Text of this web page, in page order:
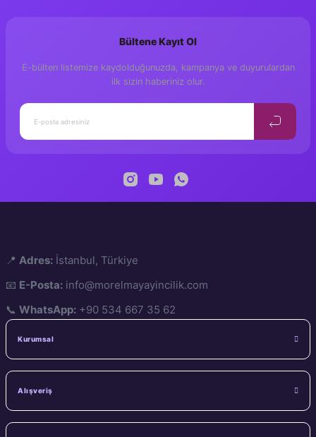
Bültene Kayıt Ol
E-bülten listemize kaydolduğunuzda, kampanya ve duyurulardan
ilk sizin haberiniz olur.
📍 Adres: İstanbul, Türkiye
📧 E-Posta: info@morelmayayincilik.com
📞 WhatsApp: +90 534 667 35 62
Kurumsal
Alışveriş